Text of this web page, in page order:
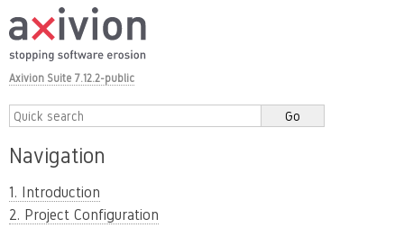
Axivion Suite 7.12.2-public
Navigation
1. Introduction
2. Project Configuration